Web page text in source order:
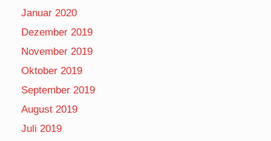
Januar 2020
Dezember 2019
November 2019
Oktober 2019
September 2019
August 2019
Juli 2019